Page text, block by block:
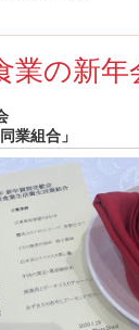
業の新年
業組合」